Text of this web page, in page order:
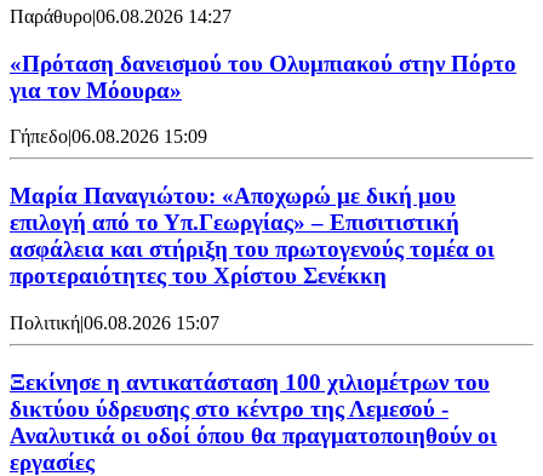
Παράθυρο|06.08.2026 14:27
«Πρόταση δανεισμού του Ολυμπιακού στην Πόρτο
για τον Μόουρα»
Γήπεδο|06.08.2026 15:09
Μαρία Παναγιώτου: «Αποχωρώ με δική μου
επιλογή από το Υπ.Γεωργίας» – Επισιτιστική
ασφάλεια και στήριξη του πρωτογενούς τομέα οι
προτεραιότητες του Χρίστου Σενέκκη
Πολιτική|06.08.2026 15:07
Ξεκίνησε η αντικατάσταση 100 χιλιομέτρων του
δικτύου ύδρευσης στο κέντρο της Λεμεσού -
Αναλυτικά οι οδοί όπου θα πραγματοποιηθούν οι
εργασίες